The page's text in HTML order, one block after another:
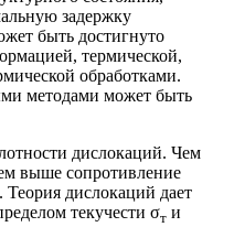
задержку
быть достигнуто
термической,
обработками.
методами может быть
дислокаций. Чем
выше сопротивление
дислокаций дает
текучести σт и